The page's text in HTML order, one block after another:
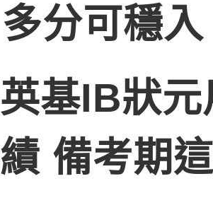
多分可穩
英基IB狀
績 備考期